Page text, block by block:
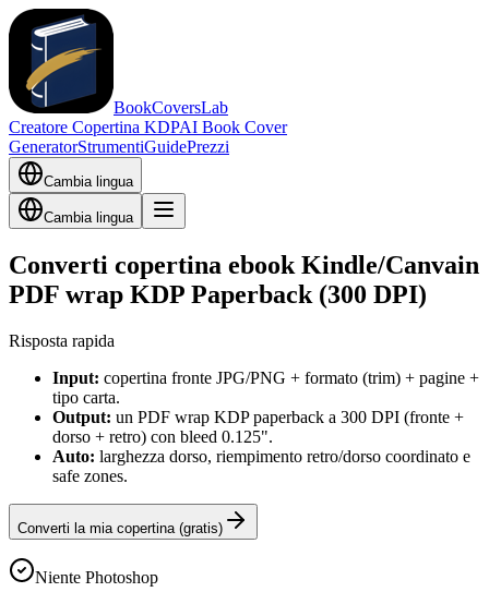
BookCoversLab
Creatore Copertina KDPAI Book Cover
GeneratorStrumentiGuidePrezzi
Cambia lingua
Cambia lingua
Converti copertina ebook Kindle/Canvain
PDF wrap KDP Paperback (300 DPI)
Risposta rapida
Input: copertina fronte JPG/PNG + formato (trim) + pagine +
tipo carta.
Output: un PDF wrap KDP paperback a 300 DPI (fronte +
dorso + retro) con bleed 0.125".
Auto: larghezza dorso, riempimento retro/dorso coordinato e
safe zones.
Converti la mia copertina (gratis)
Niente Photoshop